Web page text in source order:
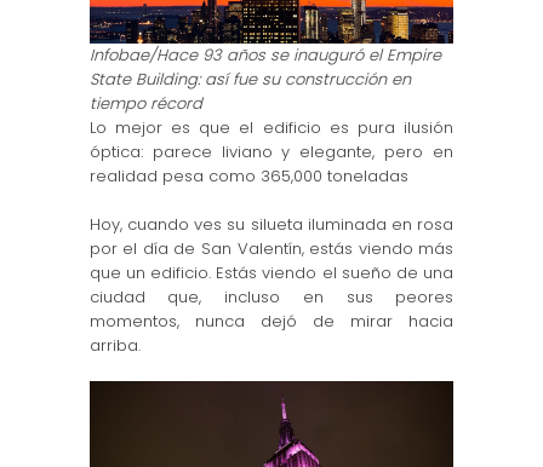
Infobae/Hace 93 años se inauguró el Empire
State Building: así fue su construcción en
tiempo récord
Lo mejor es que el edificio es pura ilusión
óptica: parece liviano y elegante, pero en
realidad pesa como 365,000 toneladas
Hoy, cuando ves su silueta iluminada en rosa
por el día de San Valentín, estás viendo más
que un edificio. Estás viendo el sueño de una
ciudad que, incluso en sus peores
momentos, nunca dejó de mirar hacia
arriba.